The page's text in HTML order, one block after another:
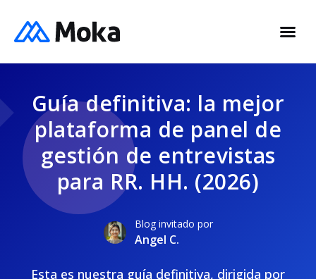
Guía definitiva: la mejor
plataforma de panel de
gestión de entrevistas
para RR. HH. (2026)
Blog invitado por
Angel C.
Esta es nuestra guía definitiva, dirigida por